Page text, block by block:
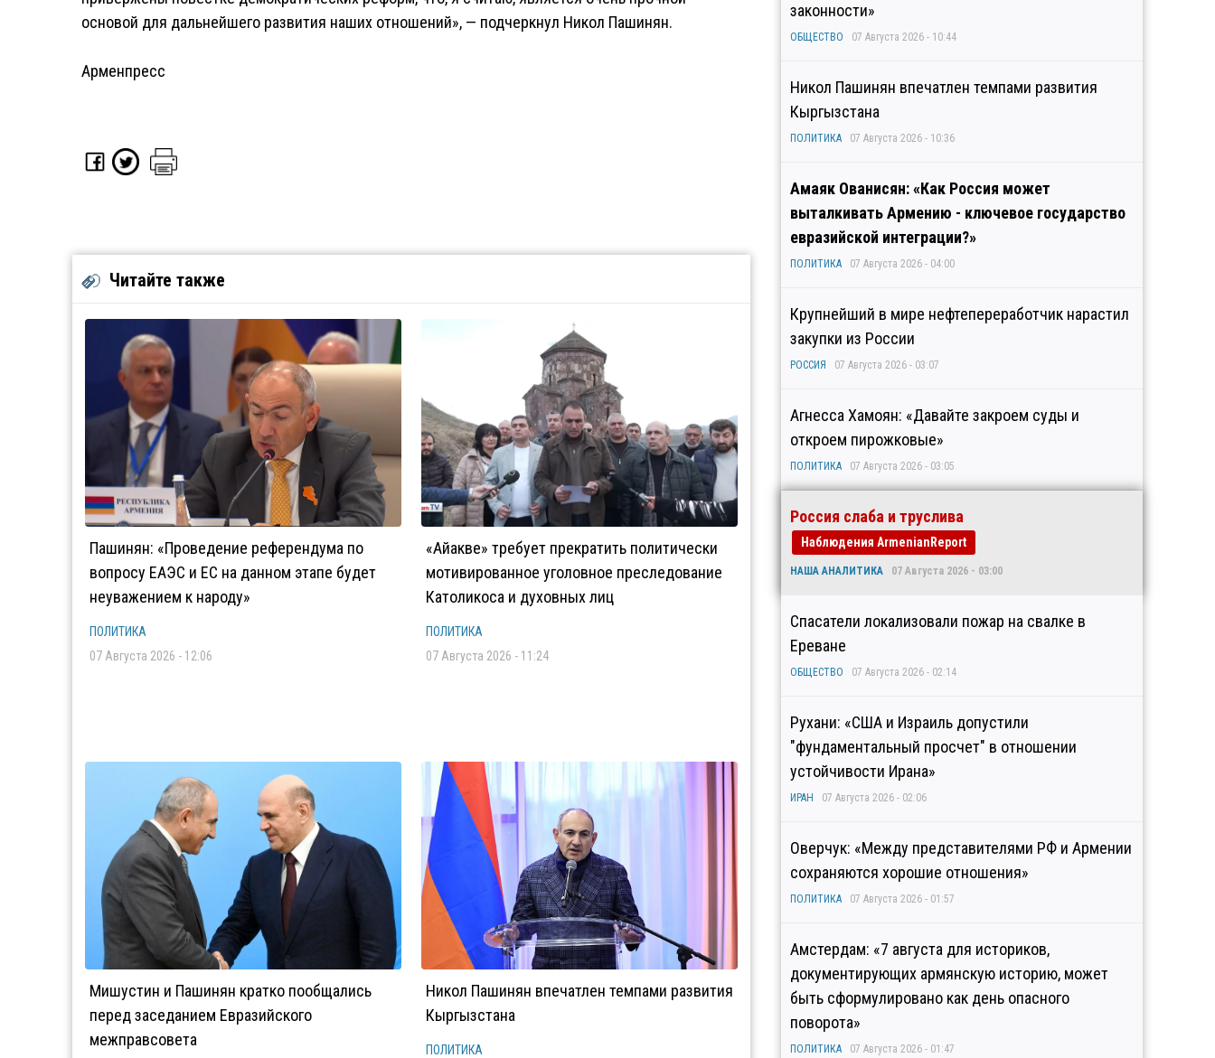
основой для дальнейшего развития наших отношений», — подчеркнул Никол Пашинян.
Арменпресс
Читайте также
Пашинян: «Проведение референдума по
вопросу ЕАЭС и ЕС на данном этапе будет
неуважением к народу»
ПОЛИТИКА
07 Августа 2026 - 12:06
«Айакве» требует прекратить политически
мотивированное уголовное преследование
Католикоса и духовных лиц
ПОЛИТИКА
07 Августа 2026 - 11:24
Мишустин и Пашинян кратко пообщались
перед заседанием Евразийского
межправсовета
Никол Пашинян впечатлен темпами развития
Кыргызстана
ПОЛИТИКА
законности»
ОБЩЕСТВО 07 Августа 2026 - 10:44
Никол Пашинян впечатлен темпами развития
Кыргызстана
ПОЛИТИКА 07 Августа 2026 - 10:36
Амаяк Ованисян: «Как Россия может
выталкивать Армению - ключевое государство
евразийской интеграции?»
ПОЛИТИКА 07 Августа 2026 - 04:00
Крупнейший в мире нефтепереработчик нарастил
закупки из России
РОССИЯ 07 Августа 2026 - 03:07
Агнесса Хамоян: «Давайте закроем суды и
откроем пирожковые»
ПОЛИТИКА 07 Августа 2026 - 03:05
Россия слаба и труслива
Наблюдения ArmenianReport
НАША АНАЛИТИКА 07 Августа 2026 - 03:00
Спасатели локализовали пожар на свалке в
Ереване
ОБЩЕСТВО 07 Августа 2026 - 02:14
Рухани: «США и Израиль допустили
"фундаментальный просчет" в отношении
устойчивости Ирана»
ИРАН 07 Августа 2026 - 02:06
Оверчук: «Между представителями РФ и Армении
сохраняются хорошие отношения»
ПОЛИТИКА 07 Августа 2026 - 01:57
Амстердам: «7 августа для историков,
документирующих армянскую историю, может
быть сформулировано как день опасного
поворота»
ПОЛИТИКА 07 Августа 2026 - 01:47